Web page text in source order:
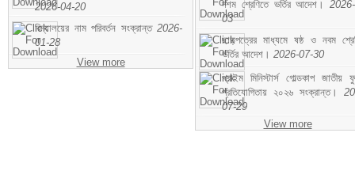
2026-04-20
বিদ্যালয়ের নাম পরিবর্তন সংক্রান্ত 2026-
01-28
View more
দশম শ্রেণিতে ভর্তির আদেশ।
03
ছাড়পত্রের মাধ্যমে ষষ্ঠ ও নবম
ভর্তির আদেশ। 2026-07-30
প্রাইম মিনিস্টার্স গোল্ডকাপ জাতীয়
প্রতিযোগিতায় ২০২৬ সংক্রান্ত।
07-29
View more